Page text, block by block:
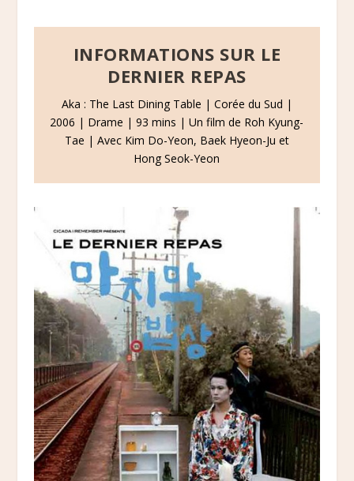
INFORMATIONS SUR LE
DERNIER REPAS
Aka : The Last Dining Table | Corée du Sud |
2006 | Drame | 93 mins | Un film de Roh Kyung-
Tae | Avec Kim Do-Yeon, Baek Hyeon-Ju et
Hong Seok-Yeon